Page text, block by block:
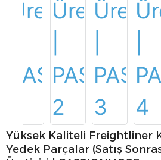
Yüksek Kaliteli Freightliner
Yedek Parçalar (Satış